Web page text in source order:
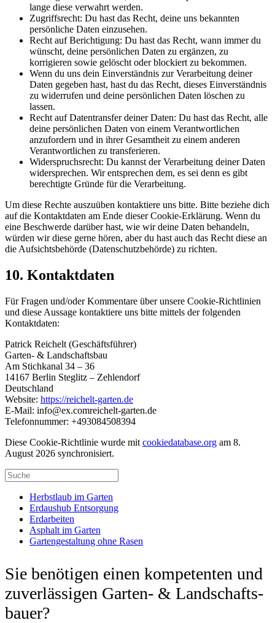
lange diese verwahrt werden.
Zugriffsrecht: Du hast das Recht, deine uns bekannten
persönliche Daten einzusehen.
Recht auf Berichtigung: Du hast das Recht, wann immer du
wünscht, deine persönlichen Daten zu ergänzen, zu
korrigieren sowie gelöscht oder blockiert zu bekommen.
Wenn du uns dein Einverständnis zur Verarbeitung deiner
Daten gegeben hast, hast du das Recht, dieses Einverständnis
zu widerrufen und deine persönlichen Daten löschen zu
lassen.
Recht auf Datentransfer deiner Daten: Du hast das Recht, alle
deine persönlichen Daten von einem Verantwortlichen
anzufordern und in ihrer Gesamtheit zu einem anderen
Verantwortlichen zu transferieren.
Widerspruchsrecht: Du kannst der Verarbeitung deiner Daten
widersprechen. Wir entsprechen dem, es sei denn es gibt
berechtigte Gründe für die Verarbeitung.
Um diese Rechte auszuüben kontaktiere uns bitte. Bitte beziehe dich
auf die Kontaktdaten am Ende dieser Cookie-Erklärung. Wenn du
eine Beschwerde darüber hast, wie wir deine Daten behandeln,
würden wir diese gerne hören, aber du hast auch das Recht diese an
die Aufsichtsbehörde (Datenschutzbehörde) zu richten.
10. Kontaktdaten
Für Fragen und/oder Kommentare über unsere Cookie-Richtlinien
und diese Aussage kontaktiere uns bitte mittels der folgenden
Kontaktdaten:
Patrick Reichelt (Geschäftsführer)
Garten- & Landschaftsbau
Am Stichkanal 34 – 36
14167 Berlin Steglitz – Zehlendorf
Deutschland
Website: https://reichelt-garten.de
E-Mail: info@ex.comreichelt-garten.de
Telefonnummer: +493084508394
Diese Cookie-Richtlinie wurde mit cookiedatabase.org am 8.
August 2026 synchronisiert.
Herbstlaub im Garten
Erdaushub Entsorgung
Erdarbeiten
Asphalt im Garten
Gartengestaltung ohne Rasen
Sie benötigen einen kompetenten und
zuver­lässigen Garten- & Land­schafts­
bauer?